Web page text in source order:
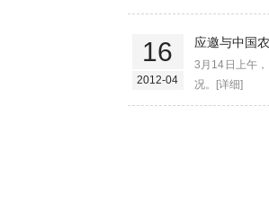
16
2012-04
应邀与中国
3月14日上午
况。[详细]